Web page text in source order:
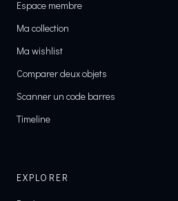
Espace membre
Ma collection
Ma wishlist
Comparer deux objets
Scanner un code barres
Timeline
EXPLORER